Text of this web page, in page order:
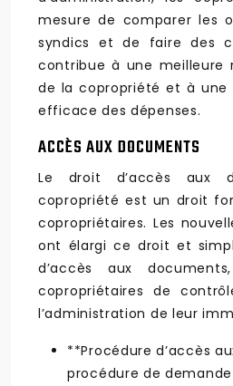
mesure de comparer les
syndics et de faire des
contribue à une meilleure
de la copropriété et à une
efficace des dépenses.
ACCÈS AUX DOCUMENTS
Le droit d’accès aux
copropriété est un droit
copropriétaires. Les
ont élargi ce droit et
d’accès aux
copropriétaires de
l’administration de leur
**Procédure d’accès
procédure de demande